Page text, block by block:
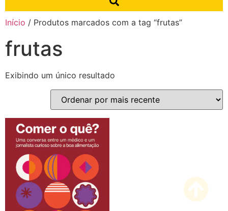
Início / Produtos marcados com a tag “frutas”
frutas
Exibindo um único resultado